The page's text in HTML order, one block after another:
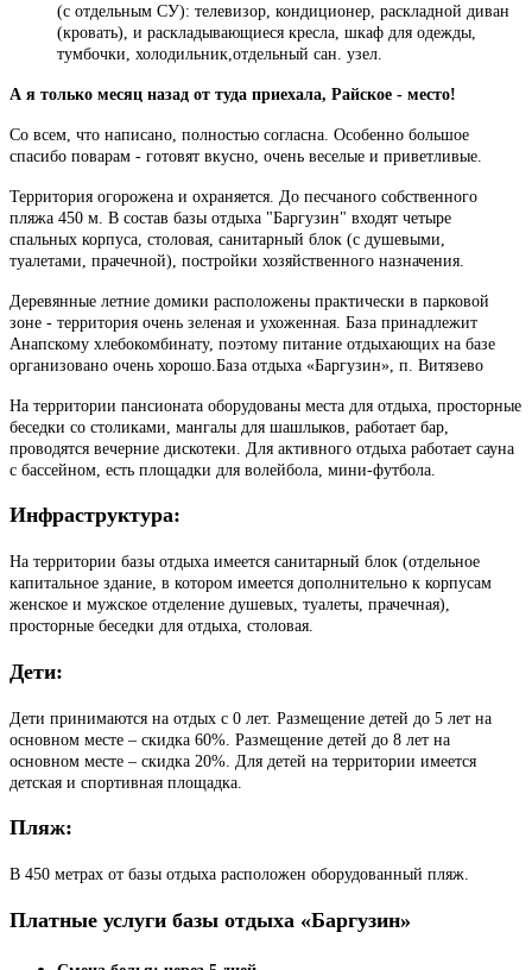
(с отдельным СУ): телевизор, кондиционер, раскладной диван
(кровать), и раскладывающиеся кресла, шкаф для одежды,
тумбочки, холодильник,отдельный сан. узел.
А я только месяц назад от туда приехала, Райское - место!
Со всем, что написано, полностью согласна. Особенно большое
спасибо поварам - готовят вкусно, очень веселые и приветливые.
Территория огорожена и охраняется. До песчаного собственного
пляжа 450 м. В состав базы отдыха "Баргузин" входят четыре
спальных корпуса, столовая, санитарный блок (с душевыми,
туалетами, прачечной), постройки хозяйственного назначения.
Деревянные летние домики расположены практически в парковой
зоне - территория очень зеленая и ухоженная. База принадлежит
Анапскому хлебокомбинату, поэтому питание отдыхающих на базе
организовано очень хорошо.База отдыха «Баргузин», п. Витязево
На территории пансионата оборудованы места для отдыха, просторные
беседки со столиками, мангалы для шашлыков, работает бар,
проводятся вечерние дискотеки. Для активного отдыха работает сауна
с бассейном, есть площадки для волейбола, мини-футбола.
Инфраструктура:
На территории базы отдыха имеется санитарный блок (отдельное
капитальное здание, в котором имеется дополнительно к корпусам
женское и мужское отделение душевых, туалеты, прачечная),
просторные беседки для отдыха, столовая.
Дети:
Дети принимаются на отдых с 0 лет. Размещение детей до 5 лет на
основном месте – скидка 60%. Размещение детей до 8 лет на
основном месте – скидка 20%. Для детей на территории имеется
детская и спортивная площадка.
Пляж:
В 450 метрах от базы отдыха расположен оборудованный пляж.
Платные услуги базы отдыха «Баргузин»